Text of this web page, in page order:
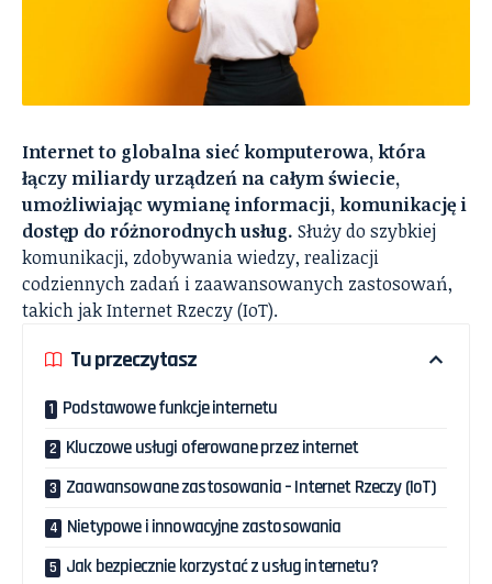
Internet to globalna sieć komputerowa, która
łączy miliardy urządzeń na całym świecie,
umożliwiając wymianę informacji, komunikację i
dostęp do różnorodnych usług. Służy do szybkiej
komunikacji, zdobywania wiedzy, realizacji
codziennych zadań i zaawansowanych zastosowań,
takich jak Internet Rzeczy (IoT).
Tu przeczytasz
Podstawowe funkcje internetu
Kluczowe usługi oferowane przez internet
Zaawansowane zastosowania – Internet Rzeczy (IoT)
Nietypowe i innowacyjne zastosowania
Jak bezpiecznie korzystać z usług internetu?